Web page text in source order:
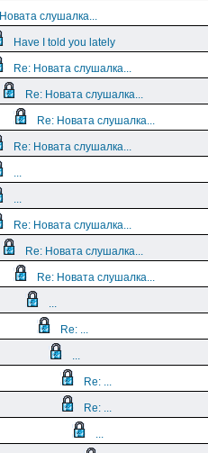
Новата слушалка...
Have I told you lately
Re: Новата слушалка...
Re: Новата слушалка...
Re: Новата слушалка...
Re: Новата слушалка...
...
...
Re: Новата слушалка...
Re: Новата слушалка...
Re: Новата слушалка...
...
Re: ...
...
Re: ...
Re: ...
...